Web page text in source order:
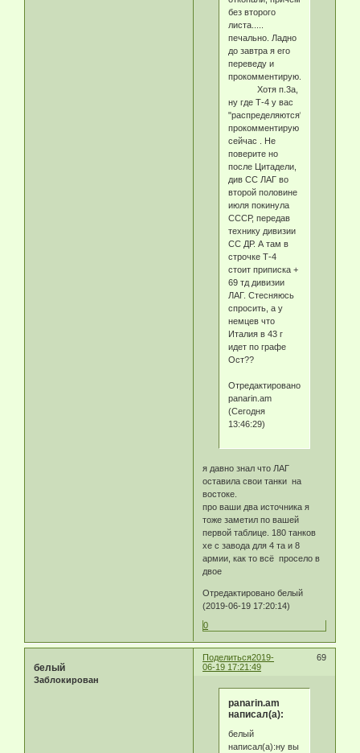
без второго
листа.....
печально. Ладно
до завтра я его
переведу и
прокомментирую.
Хотя п.3а,
ну где Т-4 у вас
"распределяются"
прокомментирую
сейчас . Не
поверите но
после Цитадели,
див СС ЛАГ во
второй половине
июля покинула
СССР, передав
технику дивизии
СС ДР. А там в
строчке Т-4
стоит приписка +
69 тд дивизии
ЛАГ. Стесняюсь
спросить, а у
немцев что
Италия в 43 г
идет по графе
Ост??
Отредактировано
panarin.am
(Сегодня
13:46:29)
я давно знал что ЛАГ
оставила свои танки на
востоке.
про ваши два источника я
тоже заметил по вашей
первой таблице. 180 танков
хе с завода для 4 та и 8
армии, как то всё просело в
двое
Отредактировано белый
(2019-06-19 17:20:14)
0
Поделиться 69
2019-
06-19 17:21:49
белый
Заблокирован
panarin.am
написал(а):
белый
написал(а):ну вы